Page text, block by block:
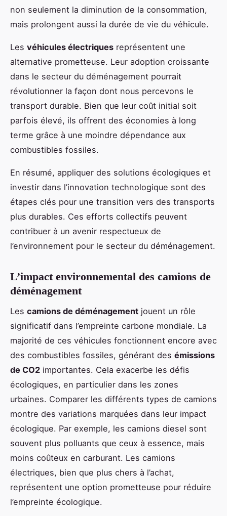
non seulement la diminution de la consommation,
mais prolongent aussi la durée de vie du véhicule.
Les véhicules électriques représentent une
alternative prometteuse. Leur adoption croissante
dans le secteur du déménagement pourrait
révolutionner la façon dont nous percevons le
transport durable. Bien que leur coût initial soit
parfois élevé, ils offrent des économies à long
terme grâce à une moindre dépendance aux
combustibles fossiles.
En résumé, appliquer des solutions écologiques et
investir dans l’innovation technologique sont des
étapes clés pour une transition vers des transports
plus durables. Ces efforts collectifs peuvent
contribuer à un avenir respectueux de
l’environnement pour le secteur du déménagement.
L’impact environnemental des camions de
déménagement
Les camions de déménagement jouent un rôle
significatif dans l’empreinte carbone mondiale. La
majorité de ces véhicules fonctionnent encore avec
des combustibles fossiles, générant des émissions
de CO2 importantes. Cela exacerbe les défis
écologiques, en particulier dans les zones
urbaines. Comparer les différents types de camions
montre des variations marquées dans leur impact
écologique. Par exemple, les camions diesel sont
souvent plus polluants que ceux à essence, mais
moins coûteux en carburant. Les camions
électriques, bien que plus chers à l’achat,
représentent une option prometteuse pour réduire
l’empreinte écologique.